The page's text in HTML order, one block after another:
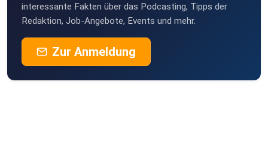
interessante Fakten über das Podcasting, Tipps der
Redaktion, Job-Angebote, Events und mehr.
Zur Anmeldung